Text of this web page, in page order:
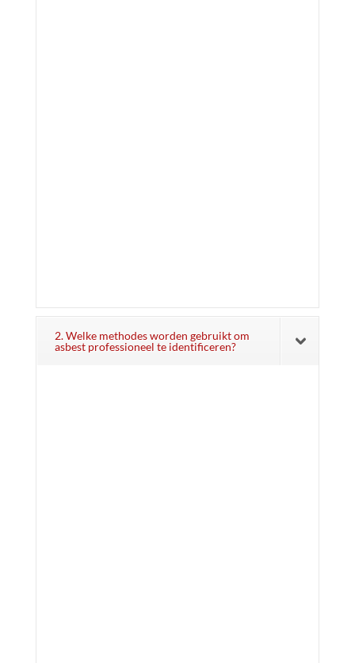
2. Welke methodes worden gebruikt om
asbest professioneel te identificeren?